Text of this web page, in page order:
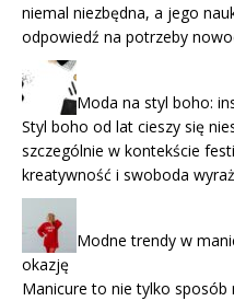
niemal niezbędna, a jego
odpowiedź na potrzeby
Moda na styl boho:
Styl boho od lat cieszy się
szczególnie w kontekście
kreatywność i swoboda
Modne trendy w
okazję
Manicure to nie tylko sposób